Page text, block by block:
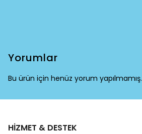
Yorumlar
Bu ürün için henüz yorum yapılmamış.
HİZMET & DESTEK